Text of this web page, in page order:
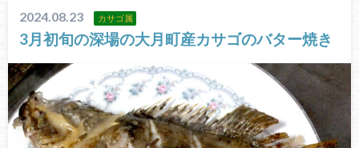
2024.08.23 カサゴ属
3月初旬の深場の大月町産カサゴのバター焼き